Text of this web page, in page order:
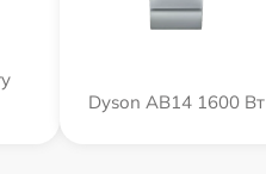
Dyson AB14 1600 Вт